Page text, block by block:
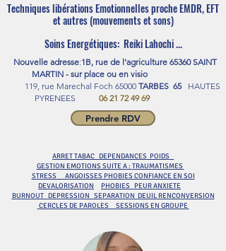
Techniques libérations Emotionnelles proche EMDR, EFT
et autres (mouvementset sons)
Soins Energétiques: Reiki Lahochi ...
Nouvelle adresse:1B, rue de l'agriculture 65360 SAINT
MARTIN - sur place ou en visio
119, rue Marechal Foch 65000 TARBES 65 HAUTES
PYRENEES
06 21 72 49 69
Prendre RDV
ARRET TABAC DEPENDANCES POIDS
GESTION EMOTIONS SUITE A : TRAUMATISMES
STRESS ANGOISSES PHOBIES CONFIANCE EN SOI
DEVALORISATION
PHOBIES PEUR ANXIETE
BURNOUT DEPRESSION SEPARATION DEUIL RENCONVERSION
CERCLES DE PAROLES SESSIONS EN GROUPE